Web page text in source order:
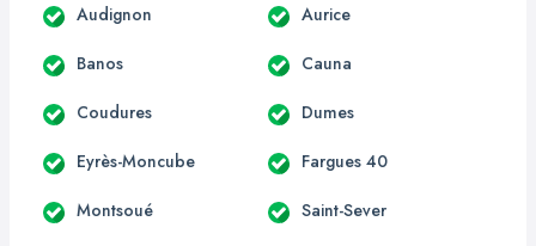
Audignon Aurice
Banos Cauna
Coudures Dumes
Eyrès-Moncube Fargues 40
Montsoué Saint-Sever